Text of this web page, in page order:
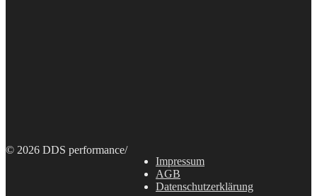
© 2026 DDS performance/
Impressum
AGB
Datenschutzerklärung